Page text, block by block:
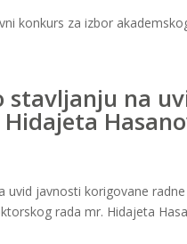
konkurs za izbor
stavljanju na
uvid javnosti korigovane
rada mr. Hidajeta